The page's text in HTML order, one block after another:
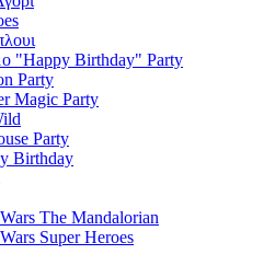
"Happy Birthday" Party
Party
Magic Party
Party
Birthday
The Mandalorian
Super Heroes